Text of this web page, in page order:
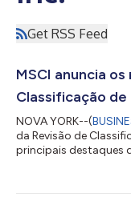
Get RSS Feed
MSCI anuncia
Classificação de
NOVA YORK--(
da Revisão de
principais destaques
transparência dos